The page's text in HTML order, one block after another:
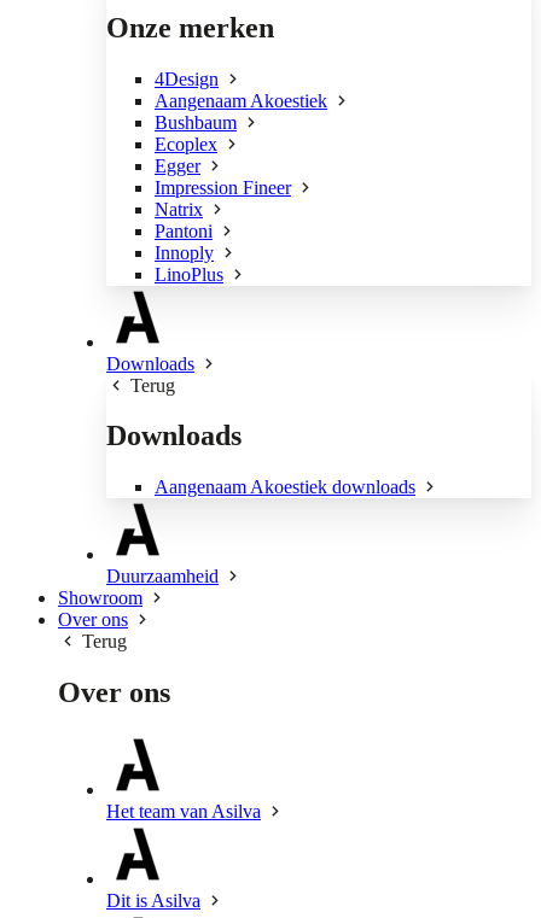
Onze merken
4Design
Aangenaam Akoestiek
Bushbaum
Ecoplex
Egger
Impression Fineer
Natrix
Pantoni
Innoply
LinoPlus
Downloads
Terug
Downloads
Aangenaam Akoestiek downloads
Duurzaamheid
Showroom
Over ons
Terug
Over ons
Het team van Asilva
Dit is Asilva